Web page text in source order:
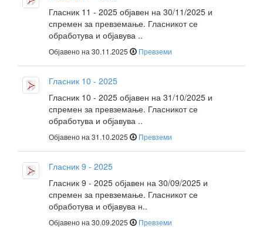
Гласник 11 - 2025 објавен на 30/11/2025 и
спремен за превземање. Гласникот се
обработува и објавува ..
Објавено на 30.11.2025 Превземи
Гласник 10 - 2025
Гласник 10 - 2025 објавен на 31/10/2025 и
спремен за превземање. Гласникот се
обработува и објавува ..
Објавено на 31.10.2025 Превземи
Гласник 9 - 2025
Гласник 9 - 2025 објавен на 30/09/2025 и
спремен за превземање. Гласникот се
обработува и објавува н..
Објавено на 30.09.2025 Превземи